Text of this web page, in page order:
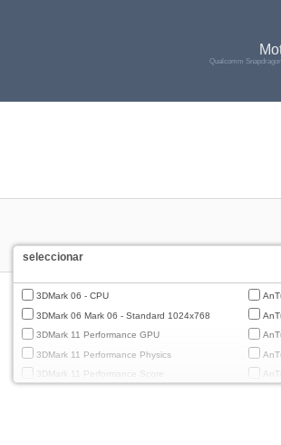
Qualcomm
seleccionar
3DMark 06 - CPU
3DMark 06 Mark 06 - Standard 1024x768
3DMark 11 Performance GPU
3DMark 11 Performance Physics
3DMark 11 Performance Score